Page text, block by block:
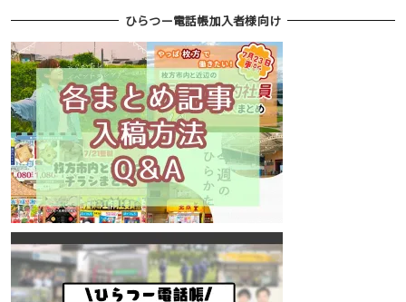
ひらつー電話帳加入者様向け